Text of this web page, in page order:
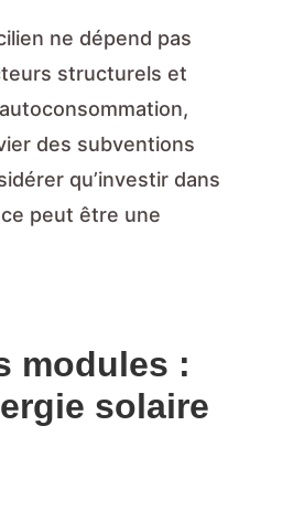
ne dépend pas
structurels et
des subventions
qu’investir dans
peut être une
modules :
solaire